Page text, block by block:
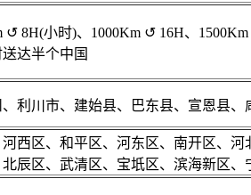
↺ 8H(小时)、1000Km ↺ 16H、1500Km
送达半个中国
、利川市、建始县、巴东县、宣恩县
河西区、和平区、河东区、南开区、
北辰区、武清区、宝坁区、滨海新区